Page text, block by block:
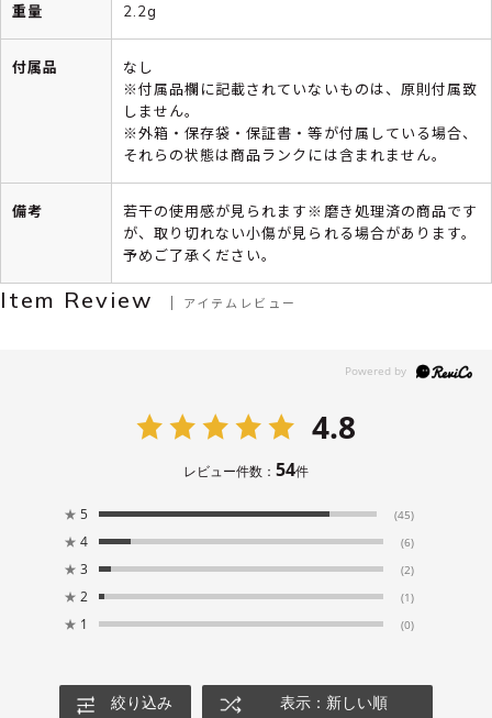
重量 2.2g
付属品
なし
※付属品欄に記載されていないものは、原則付属致
しません。
※外箱・保存袋・保証書・等が付属している場合、
それらの状態は商品ランクには含まれません。
備考
若干の使用感が見られます※磨き処理済の商品です
が、取り切れない小傷が見られる場合があります。
予めご了承ください。
Item Review アイテムレビュー
4.8
レビュー件数： 54件
★ 5 (45)
★ 4 (6)
★ 3 (2)
★ 2 (1)
★ 1 (0)
絞り込み 表示：新しい順